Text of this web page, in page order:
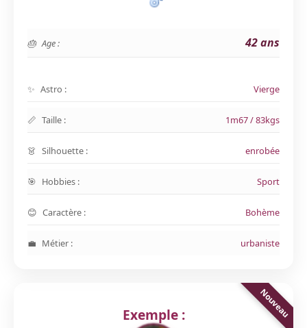
Age : 42 ans
Astro : Vierge
Taille : 1m67 / 83kgs
Silhouette : enrobée
Hobbies : Sport
Caractère : Bohème
Métier : urbaniste
Exemple :